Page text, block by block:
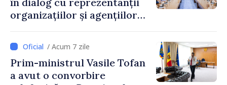
organizațiilor și agențiilor
Moldova
/ Acum 7 zile
Prim-ministrul Vasile Tofan
a avut o convorbire